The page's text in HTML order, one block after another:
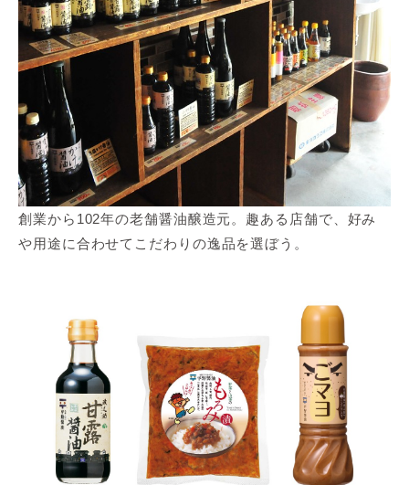
創業から102年の老舗醤油醸造元。趣ある店舗で、好み
や用途に合わせてこだわりの逸品を選ぼう。